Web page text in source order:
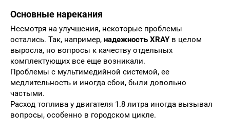
Основные нарекания
Несмотря на улучшения, некоторые проблемы
остались. Так, например, надежность XRAY в целом
выросла, но вопросы к качеству отдельных
комплектующих все еще возникали.
Проблемы с мультимедийной системой, ее
медлительность и иногда сбои, были довольно
частыми.
Расход топлива у двигателя 1.8 литра иногда вызывал
вопросы, особенно в городском цикле.